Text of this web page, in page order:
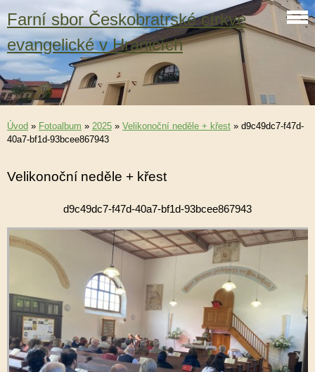
Farní sbor Českobratrské církve
evangelické v Hranicích
Úvod » Fotoalbum » 2025 » Velikonoční neděle + křest » d9c49dc7-f47d-
40a7-bf1d-93bcee867943
Velikonoční neděle + křest
d9c49dc7-f47d-40a7-bf1d-93bcee867943